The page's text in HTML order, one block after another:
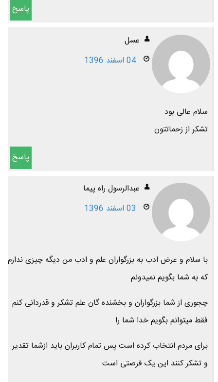
پاسخ
عسل
04 اسفند 1396
سلام عالی بود
تشکر از زحماتتون
پاسخ
عبدالرسول راه پیما
03 اسفند 1396
با سلام و عرض ادب به بزرگواران علم و ادب من دیگه چیزی ندارم
که به شما بگویم نمیدونم
چجوری از شما بزرگواران و بخشنده گان علم تشکر و قدردانی کنم
فقط میتوانم بگویم خدا شما را
برای مردم انتخاب کرده است پس تمام کاربران باید ازشما تقدیر
و تشکر کنند این یک فرصتی است